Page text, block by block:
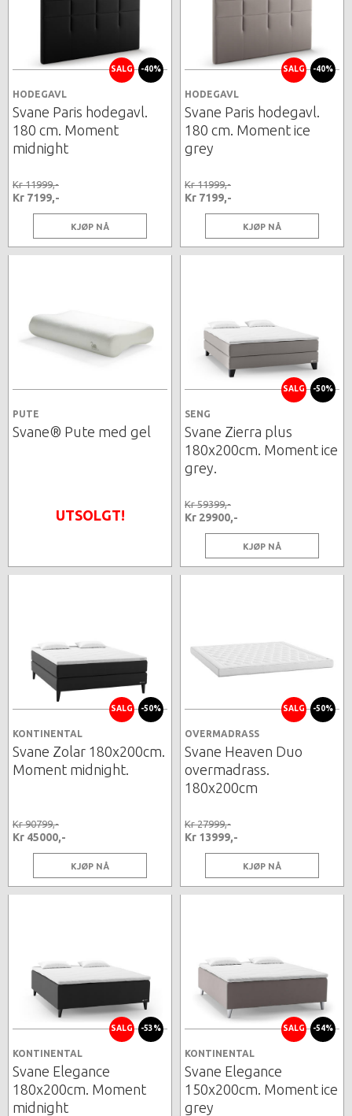
SALG -40%
HODEGAVL
Svane Paris hodegavl.
180 cm. Moment
midnight
Kr 11999,-
Kr 7199,-
KJØP NÅ
SALG -40%
HODEGAVL
Svane Paris hodegavl.
180 cm. Moment ice
grey
Kr 11999,-
Kr 7199,-
KJØP NÅ
PUTE
Svane® Pute med gel
UTSOLGT!
SALG -50%
SENG
Svane Zierra plus
180x200cm. Moment ice
grey.
Kr 59399,-
Kr 29900,-
KJØP NÅ
SALG -50%
KONTINENTAL
Svane Zolar 180x200cm.
Moment midnight.
Kr 90799,-
Kr 45000,-
KJØP NÅ
SALG -50%
OVERMADRASS
Svane Heaven Duo
overmadrass.
180x200cm
Kr 27999,-
Kr 13999,-
KJØP NÅ
SALG -53%
KONTINENTAL
Svane Elegance
180x200cm. Moment
midnight
SALG -54%
KONTINENTAL
Svane Elegance
150x200cm. Moment ice
grey